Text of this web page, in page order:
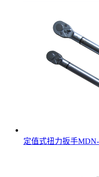
定值式扭力扳手MDN-